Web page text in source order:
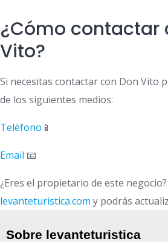
¿Cómo contactar
Vito?
Si necesitas contactar con Don Vito
de los siguientes medios:
Teléfono 📱
Email 📧
¿Eres el propietario de este negocio?
levanteturistica.com y podrás
Sobre levanteturistica